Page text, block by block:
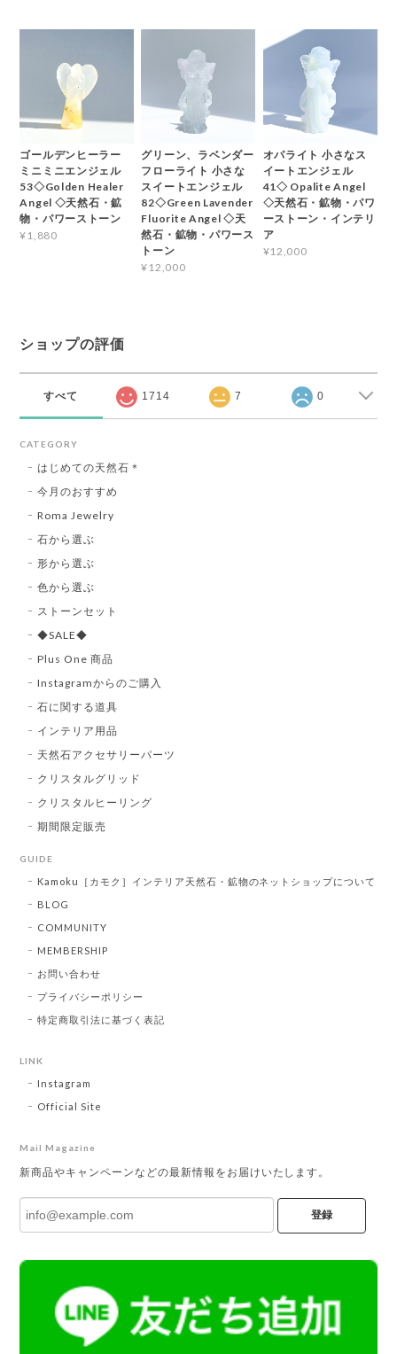
ゴールデンヒーラー
ミニミニエンジェル
53◇Golden Healer
Angel ◇天然石・鉱
物・パワーストーン
¥1,880
グリーン、ラベンダー
フローライト 小さな
スイートエンジェル
82◇Green Lavender
Fluorite Angel ◇天
然石・鉱物・パワース
トーン
¥12,000
オパライト 小さなス
イートエンジェル
41◇ Opalite Angel
◇天然石・鉱物・パワ
ーストーン・インテリ
ア
¥12,000
ショップの評価
すべて 1714 7 0
CATEGORY
はじめての天然石＊
今月のおすすめ
Roma Jewelry
石から選ぶ
形から選ぶ
色から選ぶ
ストーンセット
◆SALE◆
Plus One 商品
Instagramからのご購入
石に関する道具
インテリア用品
天然石アクセサリーパーツ
クリスタルグリッド
クリスタルヒーリング
期間限定販売
GUIDE
Kamoku［カモク］インテリア天然石・鉱物のネットショップについて
BLOG
COMMUNITY
MEMBERSHIP
お問い合わせ
プライバシーポリシー
特定商取引法に基づく表記
LINK
Instagram
Official Site
Mail Magazine
新商品やキャンペーンなどの最新情報をお届けいたします。
登録